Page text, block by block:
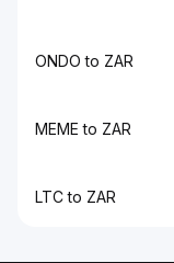
ONDO to ZAR
MEME to ZAR
LTC to ZAR